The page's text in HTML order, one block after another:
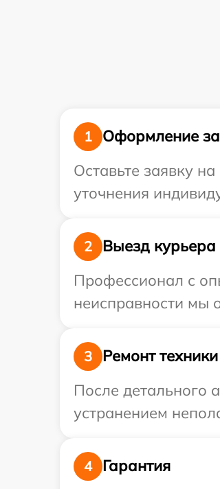
1
Оформление
Оставьте заявку
уточнения
2
Выезд курьера
Профессионал с
неисправности мы
3
Ремонт техники
После детального
устранением
4
Гарантия